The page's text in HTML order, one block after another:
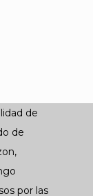
de
de
por las